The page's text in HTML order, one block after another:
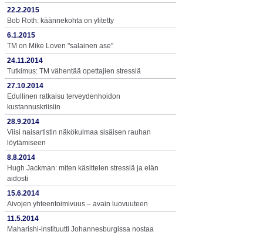
22.2.2015
Bob Roth: käännekohta on ylitetty
6.1.2015
TM on Mike Loven "salainen ase"
24.11.2014
Tutkimus: TM vähentää opettajien stressiä
27.10.2014
Edullinen ratkaisu terveydenhoidon
kustannuskriisiin
28.9.2014
Viisi naisartistin näkökulmaa sisäisen rauhan
löytämiseen
8.8.2014
Hugh Jackman: miten käsittelen stressiä ja elän
aidosti
15.6.2014
Aivojen yhteentoimivuus – avain luovuuteen
11.5.2014
Maharishi-instituutti Johannesburgissa nostaa